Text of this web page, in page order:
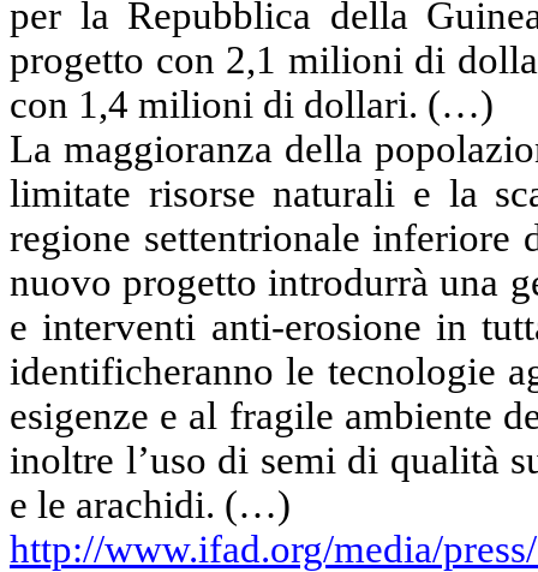
per la Repubblica della
progetto con 2,1 milioni di
con 1,4 milioni di dollari. (…)
La maggioranza della
limitate risorse naturali e la
regione settentrionale inferiore
nuovo progetto introdurrà una
e interventi anti-erosione in
identificheranno le tecnologie
esigenze e al fragile ambiente
inoltre l’uso di semi di qualità
e le arachidi. (…)
http://www.ifad.org/media/